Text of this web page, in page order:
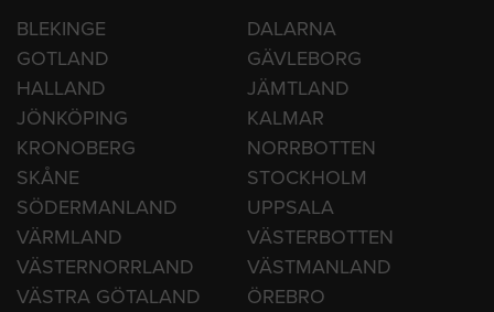
HITTA HANTVERKARE
BLEKINGE
DALARNA
GOTLAND
GÄVLEBORG
HALLAND
JÄMTLAND
JÖNKÖPING
KALMAR
KRONOBERG
NORRBOTTEN
SKÅNE
STOCKHOLM
SÖDERMANLAND
UPPSALA